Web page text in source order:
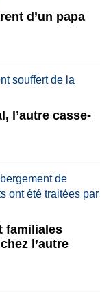
d’un papa
l’autre casse-
familiales
l’autre